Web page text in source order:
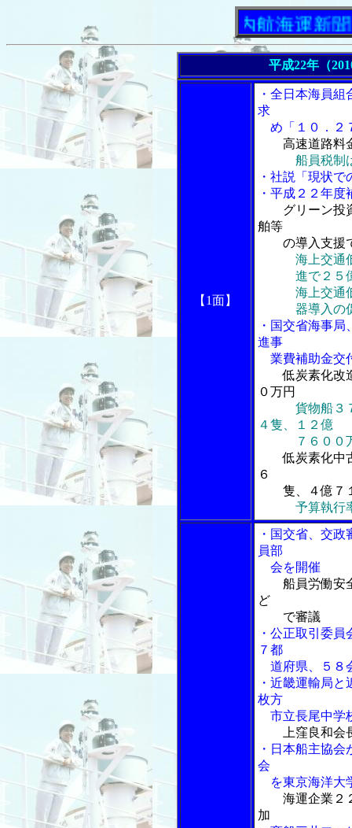
「内航海運新聞」ニュ
平成22年（
【1面】
・全日本海員
求
め「１０．２
高速道路料
船員税制
・社説「現状
・平成２２年
グリーン投
舶等
の導入支援で
海上交通
進で２５
海上交通低炭
器導入の促
・国交省海事
進事
業費補助金交
低炭素化改
０万円
貨物船３
４隻、１２億
７６００
低炭素化中
６
隻、４億７
予算執行
・国交省、交
員部
会を開催
船員労働安
ど
で審議
・公正取引委
７都
道府県、５８
・近畿運輸局
枚方
市立長尾中学
上窪良和
・日本船主協
会
を東京海洋大
海運企業２
加